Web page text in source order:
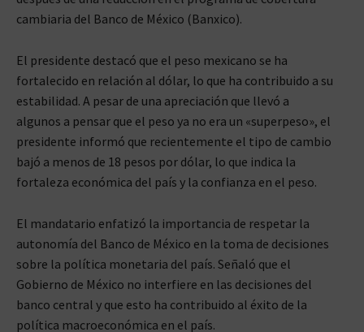
cambiaria del Banco de México (Banxico).
El presidente destacó que el peso mexicano se ha
fortalecido en relación al dólar, lo que ha contribuido a su
estabilidad. A pesar de una apreciación que llevó a
algunos a pensar que el peso ya no era un «superpeso», el
presidente informó que recientemente el tipo de cambio
bajó a menos de 18 pesos por dólar, lo que indica la
fortaleza económica del país y la confianza en el peso.
El mandatario enfatizó la importancia de respetar la
autonomía del Banco de México en la toma de decisiones
sobre la política monetaria del país. Señaló que el
Gobierno de México no interfiere en las decisiones del
banco central y que esto ha contribuido al éxito de la
política macroeconómica en el país.